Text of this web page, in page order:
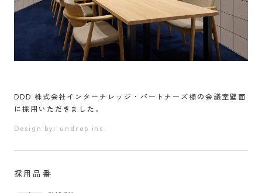
DDD 株式会社インターナレッジ・パートナーズ様の会議室壁面
に採用いただきました。
Design by: undrop inc.
採用品番